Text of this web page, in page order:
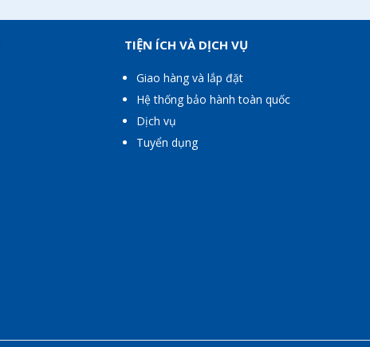
TIỆN ÍCH VÀ DỊCH VỤ
Giao hàng và lắp đặt
Hệ thống bảo hành toàn quốc
Dịch vụ
Tuyển dụng